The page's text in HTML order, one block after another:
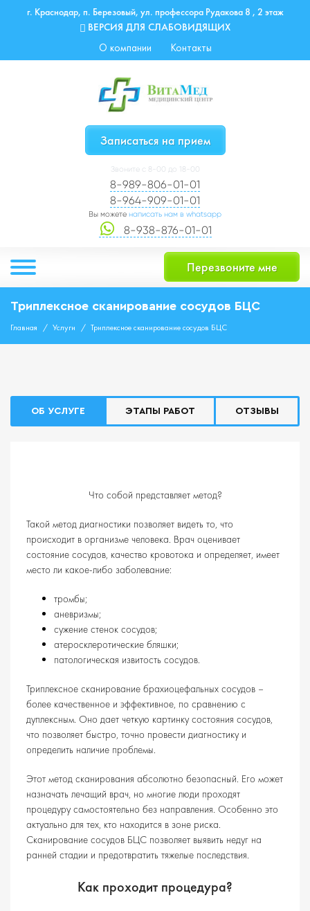
г. Краснодар, п. Березовый, ул. профессора Рудакова 8 , 2 этаж
ВЕРСИЯ ДЛЯ СЛАБОВИДЯЩИХ
О компании
Контакты
Звоните с 8-00 до 18-00
8-989-806-01-01
8-964-909-01-01
8-938-876-01-01
Вы можете написать нам в whatsapp
Записаться на прием
Перезвоните мне
Триплексное сканирование сосудов БЦС
Главная Услуги Триплексное сканирование сосудов БЦС
ОБ УСЛУГЕ ЭТАПЫ РАБОТ ОТЗЫВЫ
Что собой представляет метод?
Такой метод диагностики позволяет видеть то, что
происходит в организме человека. Врач оценивает
состояние сосудов, качество кровотока и определяет, имеет
место ли какое-либо заболевание:
тромбы;
аневризмы;
сужение стенок сосудов;
атеросклеротические бляшки;
патологическая извитость сосудов.
Триплексное сканирование брахиоцефальных сосудов –
более качественное и эффективное, по сравнению с
дуплексным. Оно дает четкую картинку состояния сосудов,
что позволяет быстро, точно провести диагностику и
определить наличие проблемы.
Этот метод сканирования абсолютно безопасный. Его может
назначать лечащий врач, но многие люди проходят
процедуру самостоятельно без направления. Особенно это
актуально для тех, кто находится в зоне риска.
Сканирование сосудов БЦС позволяет выявить недуг на
ранней стадии и предотвратить тяжелые последствия.
Как проходит процедура?